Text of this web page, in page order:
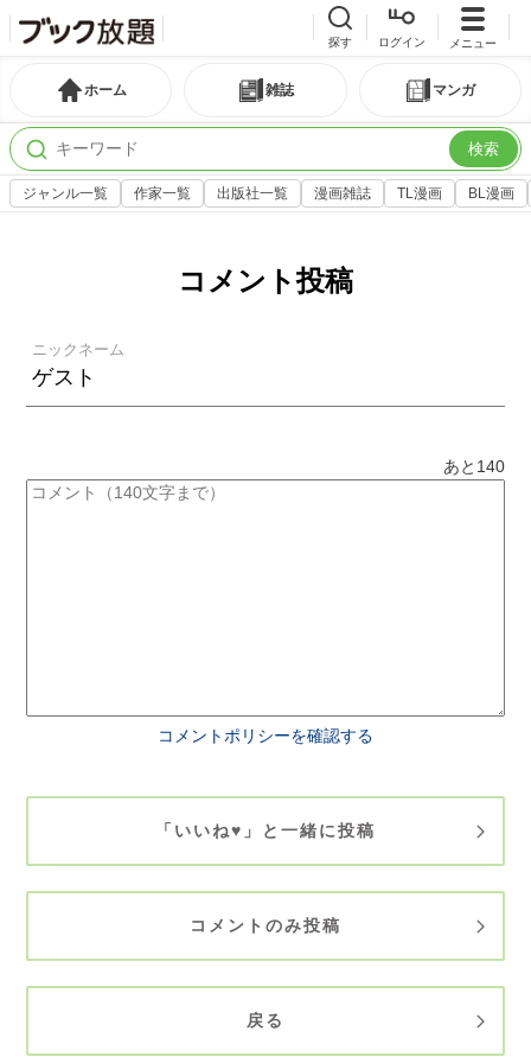
探す ログイン メニュー
ホーム 雑誌 マンガ
検索
ジャンル一覧 作家一覧 出版社一覧 漫画雑誌 TL漫画 BL漫画
コメント投稿
ニックネーム
あと 140
コメントポリシーを確認する
「いいね♥」と一緒に投稿
コメントのみ投稿
戻る